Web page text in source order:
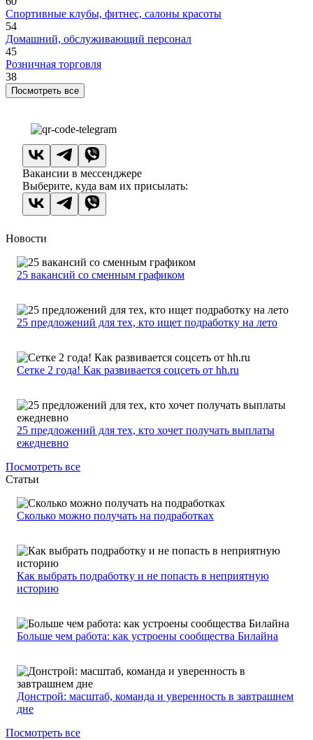
Спортивные клубы, фитнес, салоны красоты
54
Домашний, обслуживающий персонал
45
Розничная торговля
38
Посмотреть все
Вакансии в мессенджере
Выберите, куда вам их присылать:
Новости
25 вакансий со сменным графиком
25 предложений для тех, кто ищет подработку на лето
Сетке 2 года! Как развивается соцсеть от hh.ru
25 предложений для тех, кто хочет получать выплаты
ежедневно
Посмотреть все
Статьи
Сколько можно получать на подработках
Как выбрать подработку и не попасть в неприятную
историю
Больше чем работа: как устроены сообщества Билайна
Донстрой: масштаб, команда и уверенность в завтрашнем
дне
Посмотреть все